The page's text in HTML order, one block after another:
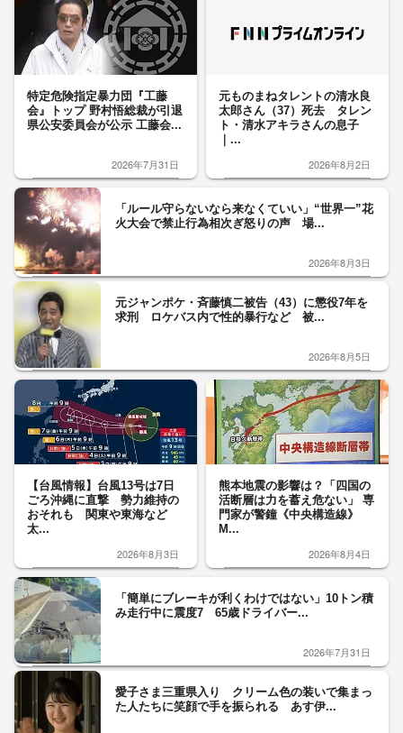
特定危険指定暴力団『工藤
会』トップ 野村悟総裁が引退
県公安委員会が公示 工藤会...
2026年7月31日
元ものまねタレントの清水良
太郎さん（37）死去 タレン
ト・清水アキラさんの息子
｜...
2026年8月2日
「ルール守らないなら来なくていい」“世界一”花
火大会で禁止行為相次ぎ怒りの声 場...
2026年8月3日
元ジャンポケ・斉藤慎二被告（43）に懲役7年を
求刑 ロケバス内で性的暴行など 被...
2026年8月5日
【台風情報】台風13号は7日
ごろ沖縄に直撃 勢力維持の
おそれも 関東や東海など
太...
2026年8月3日
熊本地震の影響は？「四国の
活断層は力を蓄え危ない」 専
門家が警鐘《中央構造線》
M...
2026年8月4日
「簡単にブレーキが利くわけではない」10トン積
み走行中に震度7 65歳ドライバー...
2026年7月31日
愛子さま三重県入り クリーム色の装いで集まっ
た人たちに笑顔で手を振られる あす伊...